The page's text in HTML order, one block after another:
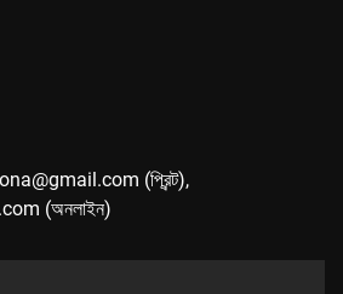
(প্রিন্ট),
(অনলাইন)